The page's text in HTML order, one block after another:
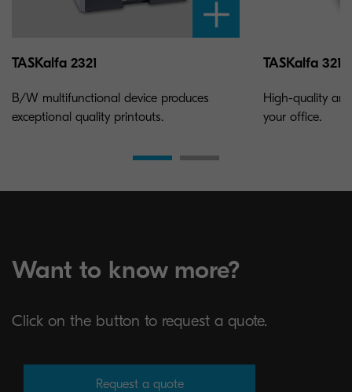
TASKalfa 2321
B/W multifunctional device produces
exceptional quality printouts.
TASKalfa 3212i
High-quality
your office.
Want to know more?
Click on the button to request a quote.
Request a quote